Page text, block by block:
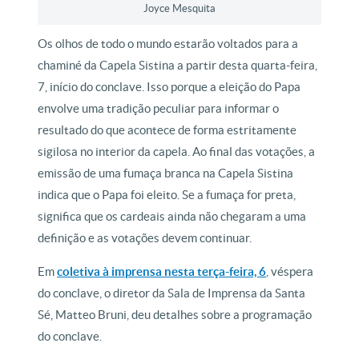
Joyce Mesquita
Os olhos de todo o mundo estarão voltados para a
chaminé da Capela Sistina a partir desta quarta-feira,
7, início do conclave. Isso porque a eleição do Papa
envolve uma tradição peculiar para informar o
resultado do que acontece de forma estritamente
sigilosa no interior da capela. Ao final das votações, a
emissão de uma fumaça branca na Capela Sistina
indica que o Papa foi eleito. Se a fumaça for preta,
significa que os cardeais ainda não chegaram a uma
definição e as votações devem continuar.
Emcoletiva à imprensa nesta terça-feira, 6 , véspera
do conclave, o diretor da Sala de Imprensa da Santa
Sé, Matteo Bruni, deu detalhes sobre a programação
do conclave.